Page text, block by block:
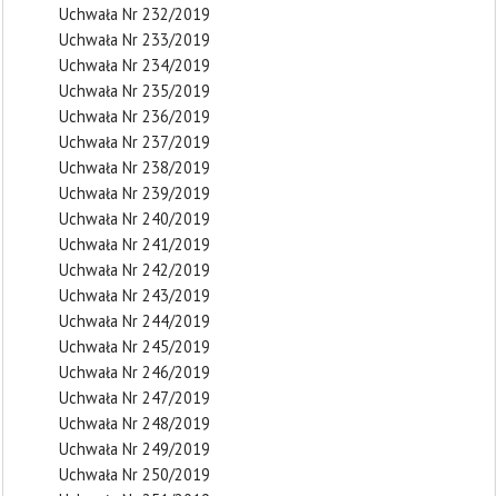
Uchwała Nr 232/2019
Uchwała Nr 233/2019
Uchwała Nr 234/2019
Uchwała Nr 235/2019
Uchwała Nr 236/2019
Uchwała Nr 237/2019
Uchwała Nr 238/2019
Uchwała Nr 239/2019
Uchwała Nr 240/2019
Uchwała Nr 241/2019
Uchwała Nr 242/2019
Uchwała Nr 243/2019
Uchwała Nr 244/2019
Uchwała Nr 245/2019
Uchwała Nr 246/2019
Uchwała Nr 247/2019
Uchwała Nr 248/2019
Uchwała Nr 249/2019
Uchwała Nr 250/2019